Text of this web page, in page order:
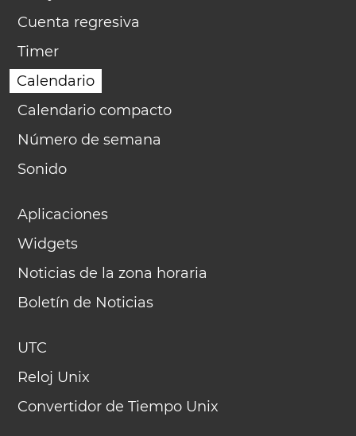
Cuenta regresiva
Timer
Calendario
Calendario compacto
Número de semana
Sonido
Aplicaciones
Widgets
Noticias de la zona horaria
Boletín de Noticias
UTC
Reloj Unix
Convertidor de Tiempo Unix